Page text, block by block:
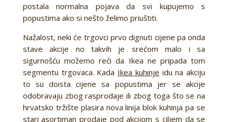
postala normalna pojava da svi kupujemo s
popustima ako si nešto želimo priuštiti.
Nažalost, neki će trgovci prvo dignuti cijene pa onda
stave akcije no takvih je srećom malo i sa
sigurnošću možemo reći da Ikea ne pripada tom
segmentu trgovaca. Kada Ikea kuhinje idu na akciju
to su doista cijene sa popustima jer se akcije
odobravaju zbog rasprodaje ili zbog toga što se na
hrvatsko tržište plasira nova linija blok kuhinja pa se
stari asortiman prodaje pod akcijom s ciljem da se